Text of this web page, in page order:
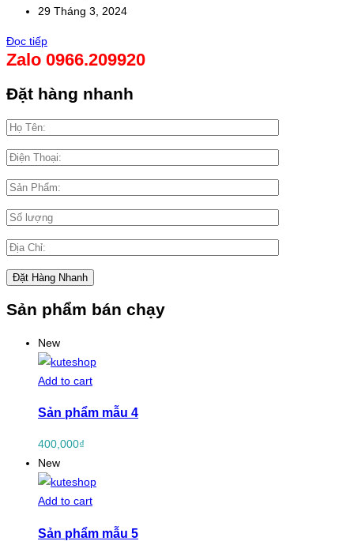
29 Tháng 3, 2024
Đọc tiếp
Zalo 0966.209920
Đặt hàng nhanh
Sản phẩm bán chạy
New
Add to cart
Sản phẩm mẫu 4
400,000₫
New
Add to cart
Sản phẩm mẫu 5